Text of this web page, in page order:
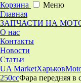
Корзина
Меню
Главная
ЗАПЧАСТИ НА
О нас
Контакты
Новости
Статьи
UA MarketХарьков
250ccФара передняя в